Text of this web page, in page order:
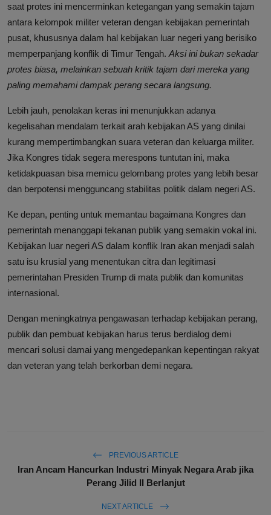
saat protes ini mencerminkan ketegangan yang semakin tajam
antara kelompok militer veteran dengan kebijakan pemerintah
pusat, khususnya dalam hal kebijakan luar negeri yang berisiko
memperpanjang konflik di Timur Tengah. Aksi ini bukan sekadar
protes biasa, melainkan sebuah kritik tajam dari mereka yang
paling memahami dampak perang secara langsung.
Lebih jauh, penolakan keras ini menunjukkan adanya
kegelisahan mendalam terkait arah kebijakan AS yang dinilai
kurang mempertimbangkan suara veteran dan keluarga militer.
Jika Kongres tidak segera merespons tuntutan ini, maka
ketidakpuasan bisa memicu gelombang protes yang lebih besar
dan berpotensi mengguncang stabilitas politik dalam negeri AS.
Ke depan, penting untuk memantau bagaimana Kongres dan
pemerintah menanggapi tekanan publik yang semakin vokal ini.
Kebijakan luar negeri AS dalam konflik Iran akan menjadi salah
satu isu krusial yang menentukan citra dan legitimasi
pemerintahan Presiden Trump di mata publik dan komunitas
internasional.
Dengan meningkatnya pengawasan terhadap kebijakan perang,
publik dan pembuat kebijakan harus terus berdialog demi
mencari solusi damai yang mengedepankan kepentingan rakyat
dan veteran yang telah berkorban demi negara.
PREVIOUS ARTICLE
Iran Ancam Hancurkan Industri Minyak Negara Arab jika
Perang Jilid II Berlanjut
NEXT ARTICLE